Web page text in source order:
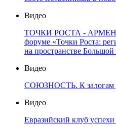
Видео
ТОЧКИ РОСТА -
форуме «Точки Роста:
на пространстве
Видео
СОЮЗНОСТЬ. К залогам
Видео
Евразийский клуб